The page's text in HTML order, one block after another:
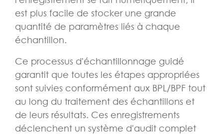
est plus facile de stocker une grande
quantité de paramètres liés à chaque
échantillon.
Ce processus d'échantillonnage guidé
garantit que toutes les étapes appropriées
sont suivies conformément aux BPL/BPF tout
au long du traitement des échantillons et
de leurs résultats. Ces enregistrements
déclenchent un système d'audit complet